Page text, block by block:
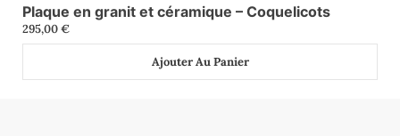
0
Plaque en granit et céramique – Coquelicots
295,00€
Ajouter Au Panier